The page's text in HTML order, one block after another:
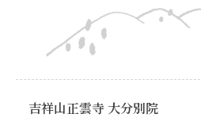
吉祥山正雲寺 大分別院